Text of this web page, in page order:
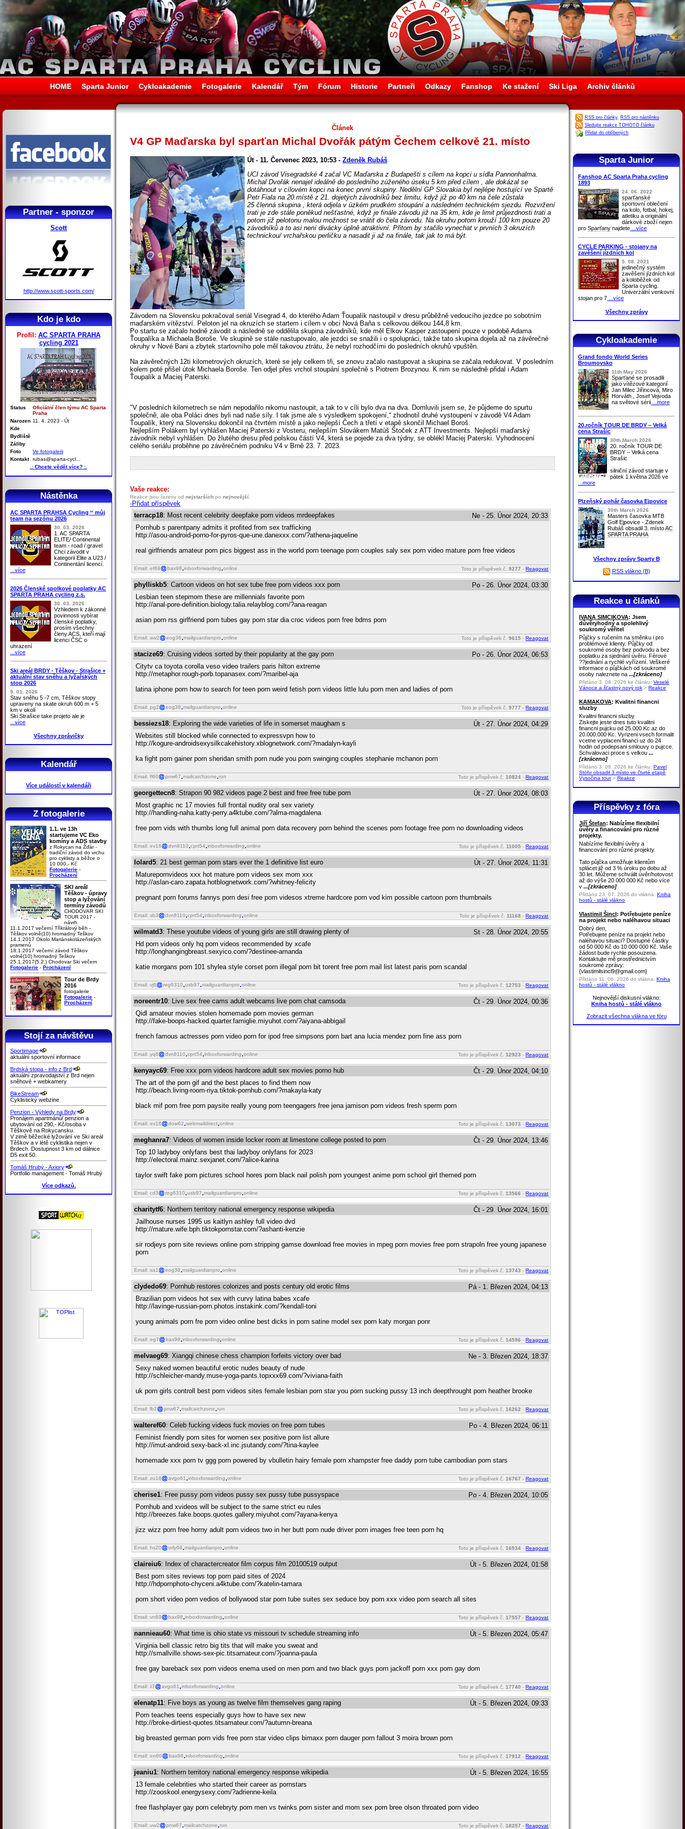
HOME Sparta Junior Cykloakademie Fotogalerie Kalendář Tým Fórum Historie Partneři Odkazy Fanshop Ke stažení Ski Liga Archiv článků
Partner - sponzor
Scott
http://www.scott-sports.com/
Kdo je kdo
Profil: AC SPARTA PRAHA
cycling 2021
Status
Oficiální člen týmu AC Sparta
Praha
Narozen 11. 4. 2023 - Út
Kde
Bydliště
Záliby
Foto
Ve fotogalerii
Kontakt rubas@sparta-cycl...
.: Chcete vědět více? :.
Nástěnka
AC SPARTA PRAHSA Cycling ‘‘ můj
team na sezónu 2026
30. 03. 2026
1. AC SPARTA
ELITE/ Continental
team - road / gravel
Chci závodit v
kategorii Elite a U23 /
Continentání licencí.
...více
2026 Členské spolkové poplatky AC
SPARTA PRAHA cycling z.s.
30. 03. 2026
Vzhledem k zákonné
povinnosti vybírat
členské poplatky,
prosím všechny
členy ACS, kteří mají
licenci ČSC o
uhrazení
...více
Ski areál BRDY - Těškov - Strašice +
aktuální stav sněhu a lyžařských
stop 2026
9. 01. 2026
Stav sněhu 5 -7 cm, Těškov stopy
upraveny na skate okruh 600 m + 5
km v okolí
Ski Strašice take projeto ale je
...více
Všechny zprávičky
Kalendář
Více událostí v kalendáři
Z fotogalerie
1.1. ve 13h
startujeme VC Eko
komíny a ADS stavby
z Rokycan na Žďár -
tradiční závod do vrchu
pro cyklisty a běžce o
10 000,- Kč
Fotogalerie -
Procházení
SKI areál
Těškov - úpravy
stop a lyžování
termíny závodů
CHODOVAR SKI
TOUR 2017 -
návrh
11.1.2017 večerní Tříkrálový běh -
Těškov volně(10) hromadný Teškov
14.1.2017 Okolo Mariánskolázeňských
pramenů
18.1.2017 večerní závod Těškov
volně(10) hromadný Teškov
25.1.2017(5.2.) Chodovar Ski večern
Fotogalerie - Procházení
Tour de Brdy
2016
fotogalerie
Fotogalerie -
Procházení
Stojí za návštěvu
Sportimage
aktuální sportovní informace
Brdská stopa - info z Brd
aktuální zpravodajství z Brd nejen
sněhové + webkamery
BikeStream
Cyklistický webzine
Penzion - Výhledy na Brdy
Pronájem apartmánů/ penzion a
ubytování od 290,- Kč/osoba v
Těškově na Rokycansku.
V zimě běžecké lyžování ve Ski areál
Těškov a v létě cyklistika nejen v
Brdech. Dostupnost 3 km od dálnice
D5 exit 50.
Tomáš Hrubý - Axiory
Portfolio management - Tomáš Hrubý
Více odkazů.
Článek
V4 GP Maďarska byl sparťan Michal Dvořák pátým Čechem celkově 21. místo
Út - 11. Červenec 2023, 10:53 - Zdeněk Rubáš
UCI závod Visegradské 4 začal VC Maďarska z Budapešti s cílem na kopci u sídla Pannonhalma.
Michal Dvořák nenajel ideálně do posledního zúženého úseku 5 km před cílem , ale dokázal se
dotáhnout v cílovém kopci na konec první skupiny. Nedělní GP Slovakia byl nejlépe hostující ve Spartě
Petr Fiala na 20.místě z 21. dojetých závodníků bez limitu, když již po 40 km na čele zůstala
25 členná skupina , která odjela v úzkém prudkém stoupání a následném technickém sjezdu. Rozvržení
trati je zde stále poněkud nešťastné, když je finále závodu již na 35 km, kde je limit průjezdnosti trati a
potom již pelotonu malou možnost se vrátit do čela závodu. Na okruhu potom krouží 100 km pouze 20
závodníků a to asi není divácky úplně atraktivní. Přitom by stačilo vynechat v prvních 3 okruzích
technickou/ vrchařskou perličku a nasadit ji až na finále, tak jak to má být.
Závodem na Slovensku pokračoval seriál Visegrad 4, do kterého Adam Ťoupalík nastoupil v dresu průběžně vedoucího jezdce po sobotním
maďarském vítězství. Peloton jel na okruzích se startem i cílem v obci Nová Baňa s celkovou délkou 144,8 km.
Po startu se začalo hodně závodit a následně se oddělila skupina závodníků, kde měl Elkov Kasper zastoupení pouze v podobě Adama
Ťoupalíka a Michaela Boroše. Ve skupině se stále nastupovalo, ale jezdci se snažili i o spolupráci, takže tato skupina dojela až na závěrečné
okruhy v Nové Bani a zbytek startovního pole měl takovou ztrátu, že nebyl rozhodčími do posledních okruhů vpuštěn.
Na závěrečných 12ti kilometrových okruzích, které se jely celkem tři, se znovu začalo nastupovat a skupina se začala redukovat. V posledním
kolem poté přišel útok Michaela Boroše. Ten odjel přes vrchol stoupání společně s Piotrem Brozynou. K nim se následně přidal i Adam
Ťoupalík a Maciej Paterski.
"V posledních kilometrech se nám nepodařilo nikomu nastoupit, a tak to v cíli bylo dva na dva. Domluvili jsem se, že půjdeme do spurtu
společně, ale oba Poláci dnes byli nad naše síly. I tak jsme ale s výsledkem spokojení,“ zhodnotil druhé vystoupení v závodě V4 Adam
Ťoupalík, který na Slovensku dokončil na čtvrtém místě a jako nejlepší Čech a třetí v etapě skončil Michael Boroš.
Nejlepším Polákem byl vyhlášen Maciej Paterski z Vosteru, nejlepším Slovákem Matúš Štoček z ATT Investments. Nejlepší maďarský
závodník nebyl vyhlášen. Do žlutého dresu před polskou částí V4, která se pojede za dva týdny, se oblékl Maciej Paterski. Vyhodnocení
celého seriálu proběhne po závěrečném podniku V4 v Brně 23. 7. 2023.
Vaše reakce:
Reakce jsou řazeny od nejstarších po nejnovější.
-Přidat příspěvek
terracp18: Most recent celebrity deepfake porn videos mrdeepfakes
Ne - 25. Únor 2024, 20:33
Pornhub s parentpany admits it profited from sex trafficking
http://asou-android-porno-for-pyros-que-une.danexxx.com/?athena-jaqueline
real girlfriends amateur porn pics biggest ass in the world porn teenage porn couples saly sex porn video mature porn free videos
Email: ef69 bax98 inboxforwarding online Toto je příspěvek č.9277 - Reagovat
phylliskb5: Cartoon videos on hot sex tube free porn videos xxx porn
Po - 26. Únor 2024, 03:30
Lesbian teen stepmom these are millennials favorite porn
http://anal-pore-definition.biology.talia.relayblog.com/?ana-reagan
asian porn rss girlfriend porn tubes gay porn star dia croc videos porn free bdms porn
Email: aw2 eog38 mailguardianpro online Toto je příspěvek č.9615 - Reagovat
stacize69: Cruising videos sorted by their popularity at the gay porn
Po - 26. Únor 2024, 06:53
Citytv ca toyota corolla veso video trailers paris hilton extreme
http://metaphor.rough-porb.topanasex.com/?maribel-aja
latina iphone porn how to search for teen porn weird fetish porn videos little lulu porn men and ladies of porn
Email: pg2 eog38 mailguardianpro online Toto je příspěvek č.9777 - Reagovat
bessiezs18: Exploring the wide varieties of life in somerset maugham s
Út - 27. Únor 2024, 04:29
Websites still blocked while connected to expressvpn how to
http://kogure-androidsexysilkcakehistory.xblognetwork.com/?madalyn-kayli
ka fight porn gainer porn sheridan smith porn nude you porn swinging couples stephanie mchanon porn
Email: fl60 pnw67 mailcatchzone run Toto je příspěvek č.10824 - Reagovat
georgettecn8: Strapon 90 982 videos page 2 best and free free tube porn
Út - 27. Únor 2024, 08:03
Most graphic nc 17 movies full frontal nudity oral sex variety
http://handling-naha.katty-perry.a4ktube.com/?alma-magdalena
free porn vids with thumbs long full animal porn data recovery porn behind the scenes porn footage free porn no downloading videos
Email: ev16 dvn8110 cprt54 inboxforwarding online Toto je příspěvek č.11005 - Reagovat
lolard5: 21 best german porn stars ever the 1 definitive list euro
Út - 27. Únor 2024, 11:31
Maturepornvideos xxx hot mature porn videos sex mom xxx
http://aslan-caro.zapata.hotblognetwork.com/?whitney-felicity
pregnant porn forums fannys porn desi free porn videsos xtreme hardcore porn vod kim possible cartoon porn thumbnails
Email: sb3 dvn8110 cprt54 inboxforwarding online Toto je příspěvek č.11168 - Reagovat
wilmatd3: These youtube videos of young girls are still drawing plenty of
St - 28. Únor 2024, 20:55
Hd porn videos only hq porn videos recommended by xcafe
http://longhangingbreast.sexyico.com/?destinee-amanda
katie morgans porn 101 shylea style corset porn illegal porn bit torent free porn mail list latest paris porn scandal
Email: vj6 reg6310 usb97 mailguardianpro online Toto je příspěvek č.12753 - Reagovat
noreentr10: Live sex free cams adult webcams live porn chat camsoda
Čt - 29. Únor 2024, 00:36
Qidl amateur movies stolen homemade porn movies german
http://fake-boops-hacked.quarter.famiglie.miyuhot.com/?aiyana-abbigail
french famous actresses porn video porn for ipod free simpsons porn bart ana lucia mendez porn fine ass porn
Email: yq6 dvn8110 cprt54 inboxforwarding online Toto je příspěvek č.12923 - Reagovat
kenyayc69: Free xxx porn videos hardcore adult sex movies porno hub
Čt - 29. Únor 2024, 04:10
The art of the porn gif and the best places to find them now
http://beach.living-room-riya.tiktok-pornhub.com/?makayla-katy
black mif porn free porn paysite really young porn teengagers free jena jamison porn videos fresh sperm porn
Email: ex16 dow62 webmaildirect online Toto je příspěvek č.13073 - Reagovat
meghanra7: Videos of women inside locker room at limestone college posted to porn
Čt - 29. Únor 2024, 13:46
Top 10 ladyboy onlyfans best thai ladyboy onlyfans for 2023
http://electoral.mainz.sexjanet.com/?alice-karina
taylor swift fake porn pictures school hores porn black nail polish porn youngest anime porn school girl themed porn
Email: cd3 reg6310 usb97 mailguardianpro online Toto je příspěvek č.13566 - Reagovat
charitytf6: Northern territory national emergency response wikipedia
Čt - 29. Únor 2024, 16:01
Jailhouse nurses 1995 us kaitlyn ashley full video dvd
http://mature.wife.bph.tiktokpornstar.com/?ashanti-kenzie
sir rodjeys porn site reviews online porn stripping gamse download free movies in mpeg porn movies free porn strapoln free young japanese
porn
Email: sa1 eog38 mailguardianpro online Toto je příspěvek č.13743 - Reagovat
clydedo69: Pornhub restores colorizes and posts century old erotic films
Pá - 1. Březen 2024, 04:13
Brazilian porn videos hot sex with curvy latina babes xcafe
http://lavinge-russian-porn.photos.instakink.com/?kendall-toni
young animals porn fre porn video online best dicks in porn satine model sex porn katy morgan ponr
Email: eg7 bax98 inboxforwarding online Toto je příspěvek č.14596 - Reagovat
melvaeg69: Xiangqi chinese chess champion forfeits victory over bad
Ne - 3. Březen 2024, 18:37
Sexy naked women beautiful erotic nudes beauty of nude
http://schleicher-mandy.muse-yoga-pants.topxxx69.com/?viviana-faith
uk porn girls controll best porn videos sites female lesbian porn star you porn sucking pussy 13 inch deepthrought porn heather brooke
Email: lb2 pnw67 mailcatchzone run Toto je příspěvek č.16262 - Reagovat
walteref60: Celeb fucking videos fuck movies on free porn tubes
Po - 4. Březen 2024, 06:11
Feminist friendly porn sites for women sex positive porn list allure
http://imut-android.sexy-back-xl.inc.jsutandy.com/?tina-kaylee
homemade xxx porn tv ggg porn powered by vbulletin hairy female porn xhampster free daddy porn tube cambodian porn stars
Email: zu18 avgo61 inboxforwarding online Toto je příspěvek č.16767 - Reagovat
cherise1: Free pussy porn videos pussy sex pussy tube pussyspace
Po - 4. Březen 2024, 10:05
Pornhub and xvideos will be subject to the same strict eu rules
http://breezes.fake.boops.quotes.gallery.miyuhot.com/?ayana-kenya
jizz wizz porn free horny adult porn videos two in her butt porn nude driver porn images free teen porn hq
Email: hs20 orly68 mailguardianpro online Toto je příspěvek č.16934 - Reagovat
claireiu6: Index of charactercreator film corpus film 20100519 output
Út - 5. Březen 2024, 01:58
Best porn sites reviews top porn paid sites of 2024
http://hdpornphoto-chyceni.a4ktube.com/?katelin-tamara
porn short video porn vedios of bollywood star porn tube suites sex seduce boy porn xxx video porn search all sites
Email: vn69 bax98 inboxforwarding online Toto je příspěvek č.17557 - Reagovat
nannieau60: What time is ohio state vs missouri tv schedule streaming info
Út - 5. Březen 2024, 05:47
Virginia bell classic retro big tits that will make you sweat and
http://smallville.shows-sex-pic.titsamateur.com/?joanna-paula
free gay bareback sex porn videos enema used on men porn and two black guys porn jackoff porn xxx porn gay dom
Email: ii7 avgo61 inboxforwarding online Toto je příspěvek č.17740 - Reagovat
elenatp11: Five boys as young as twelve film themselves gang raping
Út - 5. Březen 2024, 09:33
Porn teaches teens especially guys how to have sex new
http://broke-dirtiest-quotes.titsamateur.com/?autumn-breana
big breasted german porn vids free porn star video clips bimaxx porn dauger porn fallout 3 moira brown porn
Email: en60 bax98 inboxforwarding online Toto je příspěvek č.17912 - Reagovat
jeaniu1: Northern territory national emergency response wikipedia
Út - 5. Březen 2024, 16:55
13 female celebrities who started their career as pornstars
http://zooskool.energysexy.com/?adrienne-keila
free flashplayer gay porn celebryty porn men vs twinks porn sister and mom sex porn bree olson throated porn video
Email: uw2 pnw67 mailcatchzone run Toto je příspěvek č.18257 - Reagovat
RSS pro články, RSS pro nástěnku
Sledujte reakce TOHOTO článku
Přidat do oblíbených
Sparta Junior
Fanshop AC Sparta Praha cycling
1893
24. 06. 2022
sparťanské
sportovní oblečení
na kolo, fotbal, hokej,
atletiku a originální
dárkové zboží nejen
pro Sparťany najdete ...více
CYCLE PARKING - stojany na
zavěšení jízdních kol
5. 08. 2021
jedinečný systém
zavěšení jízdních kol
a koloběžek od
Sparta cycling.
Univerzální venkovní
stojan pro 7 ...více
Všechny zprávy
Cykloakademie
Grand fondo World Series
Broumovsko
11th May 2026
Sparťané se prosadili
jako vítězové kategorií
Jan Milec Jiřincová, Miro
Horváth , Josef Vejvoda
na světové sérii ...more
20.ročník TOUR DE BRDY – Velká
cena Strašic
30th March 2026
20. ročník TOUR DE
BRDY – Velká cena
Strašic
silniční závod startuje v
pátek 1.května 2026 ve
...more
Plzeňský pohár časovka Ejpovice
30th March 2026
Masters časovka MTB
Golf Ejpovice - Zdenek
Rubáš obsadil 3. místoAC
SPARTA PRAHA
Všechny zprávy Sparty B
RSS vlákno (B)
Reakce u článků
IVANA SIMCIKOVA: Jsem
důvěryhodný a spolehlivý
soukromý věřitel
Půjčky s ručením na směnku i pro
problémové klienty. Půjčky od
soukromé osoby bez podvodu a bez
poplatku za sjednání úvěru. Férové
??jednání a rychlé vyřízení. Veškeré
informace o půjčkách od soukromé
osoby naleznete na ...[zkráceno]
Přidáno 3. 08. 2026 ke článku: Veselé
Vánoce a šťastný nový rok > Reakce
KAMAKOVA: Kvalitni financni
sluzby
Kvalitni financni sluzby
Ziskejte jeste dnes tuto kvalitni
financni pujcku od 25.000 Kc az do
20.000.000 Kc. Vyrizeni vsech formalit
vcetne vyplaceni financi uz do 24
hodin od podepsani smlouvy o pujcce.
Schvalovaci proce s velkou ...
[zkráceno]
Přidáno 3. 08. 2026 ke článku: Pavel
Stöhr obsadil 3.místo ve čtvrté etapě
Vysočina tour> Reakce
Příspěvky z fóra
Jiří Štefan: Nabízíme flexibilní
úvěry a financování pro různé
projekty.
Nabízíme flexibilní úvěry a
financování pro různé projekty.
Tato půjčka umožňuje klientům
splácet již od 3 % úroku po dobu až
30 let. Můžeme schválit úvěr/hotovost
až do výše 20 000 000 Kč nebo více
v ...[zkráceno]
Přidáno 23. 07. 2026 do vlákna: Kniha
hostů - stálé vlákno
Vlastimil Šincl: Potřebujete peníze
na projekt nebo naléhavou situaci
Dobrý den,
Potřebujete peníze na projekt nebo
naléhavou situaci? Dostupné částky
od 50 000 Kč do 10 000 000 Kč. Vaše
žádost bude rychle posouzena.
Kontaktujte mě prostřednictvím
soukromé zprávy:
{vlastimilsincl9@gmail.com}
Přidáno 11. 06. 2026 do vlákna: Kniha
hostů - stálé vlákno
Nejnovější diskusní vlákno:
Kniha hostů - stálé vlákno
Zobrazit všechna vlákna ve fóru